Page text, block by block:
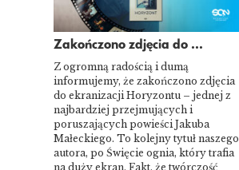
Zakończono zdjęcia do ...
Z ogromną radością i dumą
informujemy, że zakończono zdjęcia
do ekranizacji Horyzontu – jednej z
najbardziej przejmujących i
poruszających powieści Jakuba
Małeckiego. To kolejny tytuł naszego
autora, po Święcie ognia, który trafia
na duży ekran. Fakt, że twórczość